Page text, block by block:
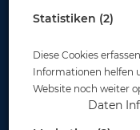
Statistiken (2)
Diese Cookies
Informationen helfen
Website noch weiter
Daten